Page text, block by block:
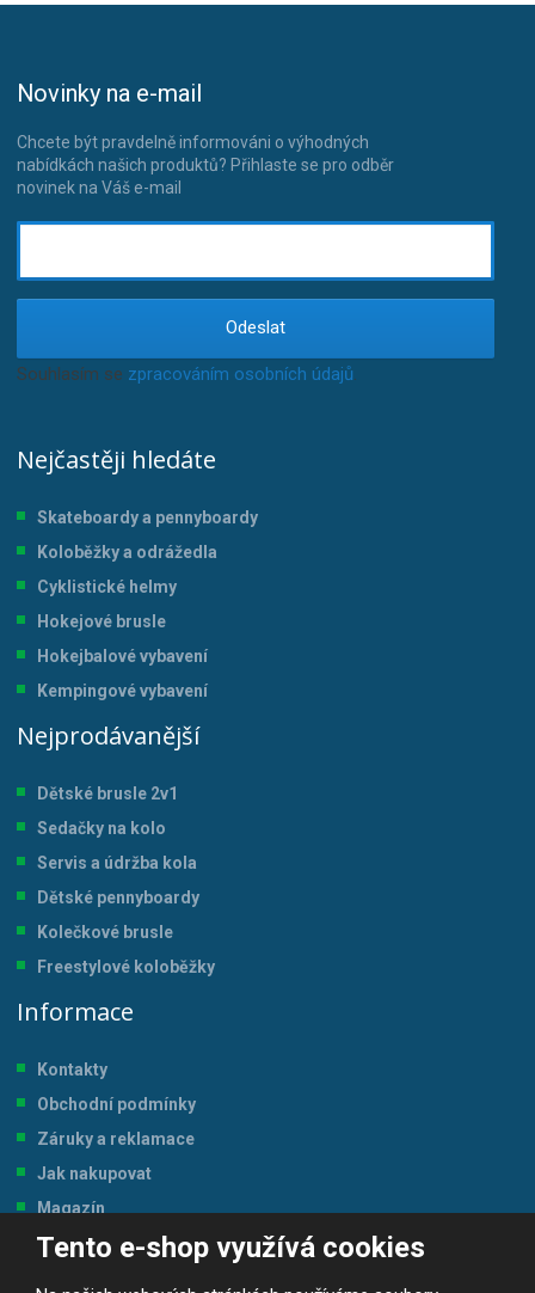
Tento e-shop využívá cookies
Novinky na e-mail
Chcete být pravdelně informováni o výhodných
nabídkách našich produktů? Přihlaste se pro odběr
novinek na Váš e-mail
Odeslat
Souhlasím se zpracováním osobních údajů
Nejčastěji hledáte
Skateboardy a pennyboardy
Koloběžky a odrážedla
Cyklistické helmy
Hokejové brusle
Hokejbalové vybavení
Kempingové vybavení
Nejprodávanější
Dětské brusle 2v1
Sedačky na kolo
Servis a údržba kola
Dětské pennyboardy
Kolečkové brusle
Freestylové koloběžky
Informace
Kontakty
Obchodní podmínky
Záruky a reklamace
Jak nakupovat
Magazín
Tabulka velikostí